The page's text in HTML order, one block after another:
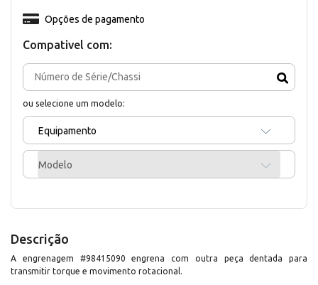
Compativel com:
ou selecione um modelo:
Equipamento
Modelo
Opções de pagamento
Descrição
A engrenagem #98415090 engrena com outra peça dentada para
transmitir torque e movimento rotacional.